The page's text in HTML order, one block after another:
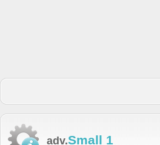
adv.Small 1